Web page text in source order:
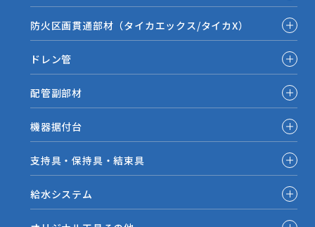
防火区画貫通部材（タイカエックス/タイカX）
ドレン管
配管副部材
機器据付台
支持具・保持具・結束具
給水システム